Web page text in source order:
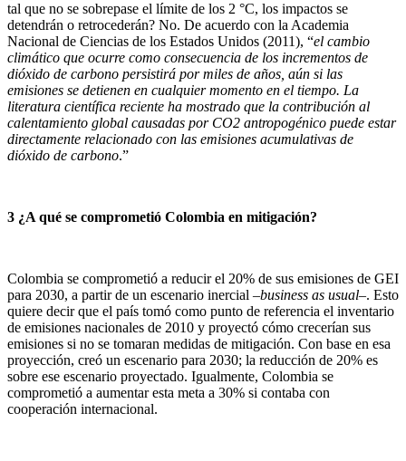
tal que no se sobrepase el límite de los 2 °C, los impactos se
detendrán o retrocederán? No. De acuerdo con la Academia
Nacional de Ciencias de los Estados Unidos (2011), “el cambio
climático que ocurre como consecuencia de los incrementos de
dióxido de carbono persistirá por miles de años, aún si las
emisiones se detienen en cualquier momento en el tiempo. La
literatura científica reciente ha mostrado que la contribución al
calentamiento global causadas por CO2 antropogénico puede estar
directamente relacionado con las emisiones acumulativas de
dióxido de carbono.”
3 ¿A qué se comprometió Colombia en mitigación?
Colombia se comprometió a reducir el 20% de sus emisiones de GEI
para 2030, a partir de un escenario inercial –business as usual–. Esto
quiere decir que el país tomó como punto de referencia el inventario
de emisiones nacionales de 2010 y proyectó cómo crecerían sus
emisiones si no se tomaran medidas de mitigación. Con base en esa
proyección, creó un escenario para 2030; la reducción de 20% es
sobre ese escenario proyectado. Igualmente, Colombia se
comprometió a aumentar esta meta a 30% si contaba con
cooperación internacional.